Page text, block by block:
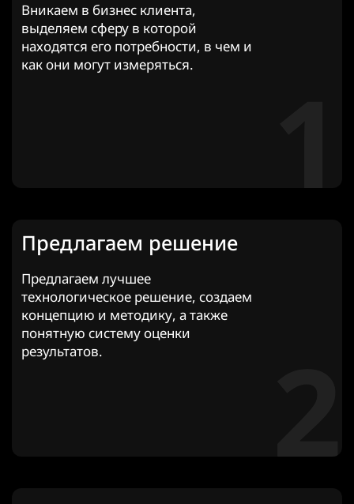
Вникаем в бизнес клиента,
выделяем сферу в которой
находятся его потребности, в чем и
как они могут измеряться.
1
Предлагаем решение
Предлагаем лучшее
технологическое решение, создаем
концепцию и методику, а также
понятную систему оценки
результатов.
2